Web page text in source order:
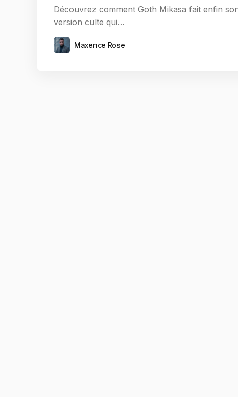
Découvrez comment Goth Mikasa fait enfin
version culte qui…
Maxence Rose